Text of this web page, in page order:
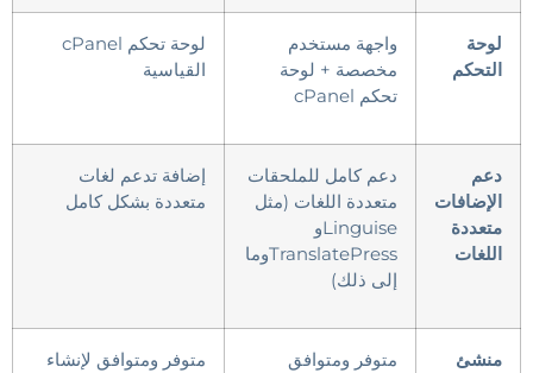
لوحة
التحكم
واجهة مستخدم
مخصصة + لوحة
تحكم cPanel
لوحة تحكم cPanel
القياسية
دعم
الإضافات
متعددة
اللغات
دعم كامل للملحقات
متعددة اللغات (مثل
Linguiseو
TranslatePressوما
إلى ذلك)
إضافة تدعم لغات
متعددة بشكل كامل
منشئ
متوفر ومتوافق
متوفر ومتوافق لإنشاء